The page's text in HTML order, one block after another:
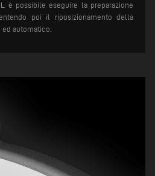
è possibile eseguire la preparazione
poi il riposizionamento della
automatico.